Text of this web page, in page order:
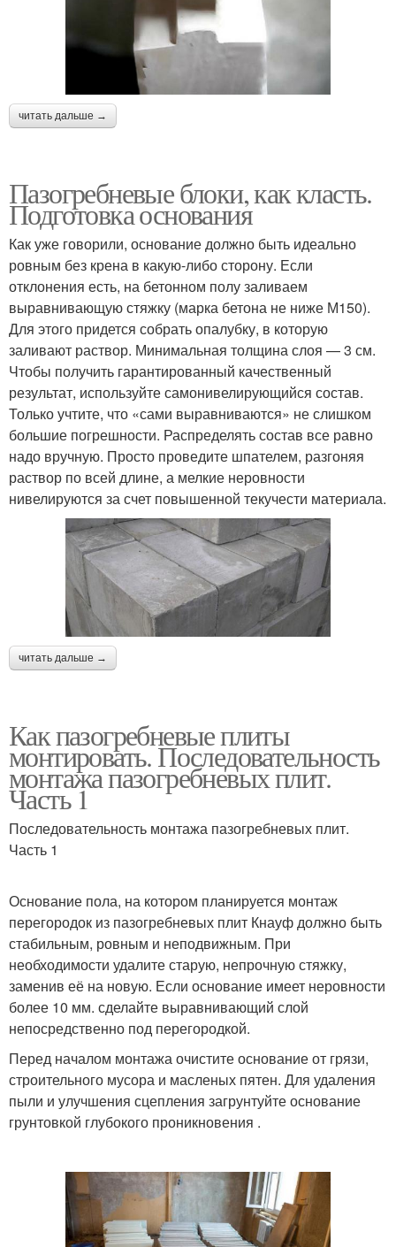
читать дальше →
Пазогребневые блоки, как класть.
Подготовка основания
Как уже говорили, основание должно быть идеально
ровным без крена в какую-либо сторону. Если
отклонения есть, на бетонном полу заливаем
выравнивающую стяжку (марка бетона не ниже М150).
Для этого придется собрать опалубку, в которую
заливают раствор. Минимальная толщина слоя — 3 см.
Чтобы получить гарантированный качественный
результат, используйте самонивелирующийся состав.
Только учтите, что «сами выравниваются» не слишком
большие погрешности. Распределять состав все равно
надо вручную. Просто проведите шпателем, разгоняя
раствор по всей длине, а мелкие неровности
нивелируются за счет повышенной текучести материала.
читать дальше →
Как пазогребневые плиты
монтировать. Последовательность
монтажа пазогребневых плит.
Часть 1
Последовательность монтажа пазогребневых плит.
Часть 1
Основание пола, на котором планируется монтаж
перегородок из пазогребневых плит Кнауф должно быть
стабильным, ровным и неподвижным. При
необходимости удалите старую, непрочную стяжку,
заменив её на новую. Если основание имеет неровности
более 10 мм. сделайте выравнивающий слой
непосредственно под перегородкой.
Перед началом монтажа очистите основание от грязи,
строительного мусора и масленых пятен. Для удаления
пыли и улучшения сцепления загрунтуйте основание
грунтовкой глубокого проникновения .